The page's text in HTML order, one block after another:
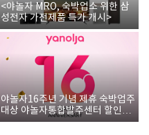
<야놀자 MRO, 숙박업소 위한 삼
성전자 가전제품 특가 개시>
야놀자16주년 기념 제휴 숙박업주
대상 야놀자통합발주센터 할인쿠
폰 증정